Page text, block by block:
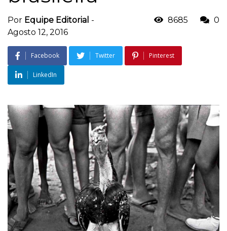
Por Equipe Editorial -
Agosto 12, 2016
8685 0
Facebook Twitter Pinterest
LinkedIn